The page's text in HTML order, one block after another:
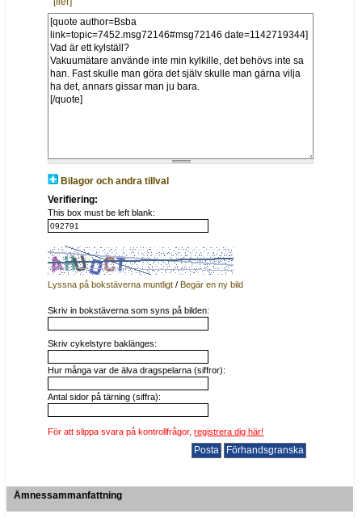
Bilagor och andra tillval
Verifiering:
This box must be left blank:
Lyssna på bokstäverna muntligt /Begär en ny bild
Skriv in bokstäverna som syns på bilden:
Skriv cykelstyre baklänges:
Hur många var de älva dragspelarna (siffror):
Antal sidor på tärning (siffra):
För att slippa svara på kontrollfrågor,registrera dig här!
Ämnessammanfattning